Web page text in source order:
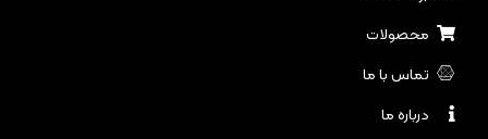
محصولات
تماس با ما
درباره ما